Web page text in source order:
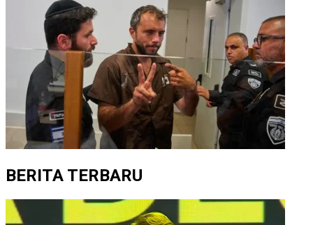
BERITA TERBARU